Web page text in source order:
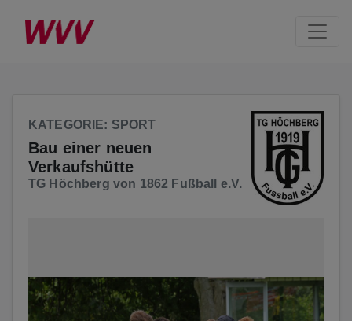
KATEGORIE: SPORT
Bau einer neuen
Verkaufshütte
TG Höchberg von 1862 Fußball e.V.